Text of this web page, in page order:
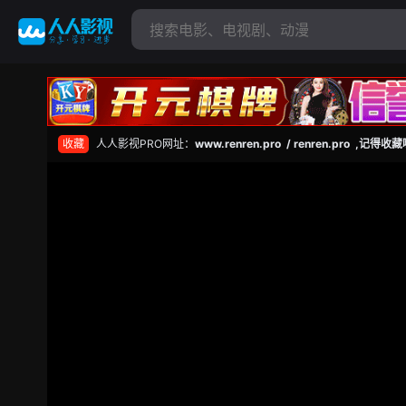
收藏 人人影视PRO网址： www.renren.pro / renren.pro ,记得收藏